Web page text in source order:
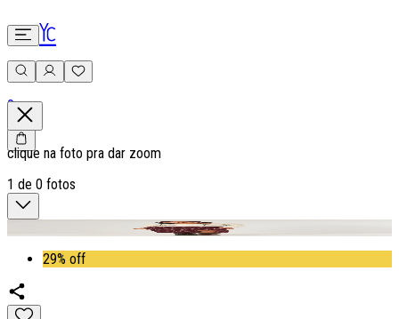
0
clique na foto pra dar zoom
1 de 0 fotos
29% off